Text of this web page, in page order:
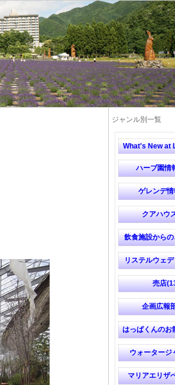
ジャンル別一覧
What's New at
ハーブ園情
ゲレンデ
クアハウ
飲食施設から
リステルウェ
売店
企画広報
はっぱくんのお
ウォータージ
マリアエリザ